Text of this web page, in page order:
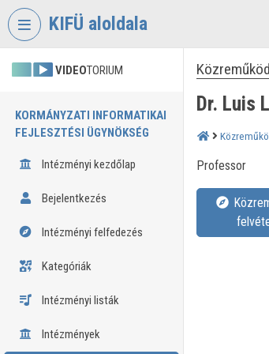
Fejléc kihagyása
KIFÜ aloldala
VIDEOTORIUM
KORMÁNYZATI INFORMATIKAI
FEJLESZTÉSI ÜGYNÖKSÉG
Intézményi kezdőlap
Bejelentkezés
Intézményi felfedezés
Kategóriák
Intézményi listák
Intézmények
Dr. Luis
Professor